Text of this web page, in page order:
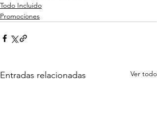
Todo Incluido
Promociones
Entradas relacionadas Ver todo